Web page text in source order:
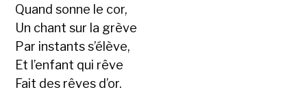
Quand sonne le cor,
Un chant sur la grève
Par instants s’élève,
Et l’enfant qui rêve
Fait des rêves d’or.